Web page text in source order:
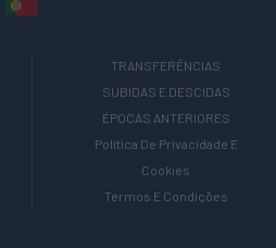
TRANSFERÊNCIAS
SUBIDAS E DESCIDAS
ÉPOCAS ANTERIORES
Política De Privacidade E
Cookies
Termos E Condições